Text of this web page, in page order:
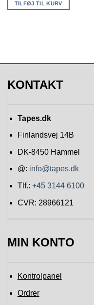
TILFØJ TIL KURV
KONTAKT
Tapes.dk
Finlandsvej 14B
DK-8450 Hammel
@: info@tapes.dk
Tlf.: +45 3144 6100
CVR: 28966121
MIN KONTO
Kontrolpanel
Ordrer